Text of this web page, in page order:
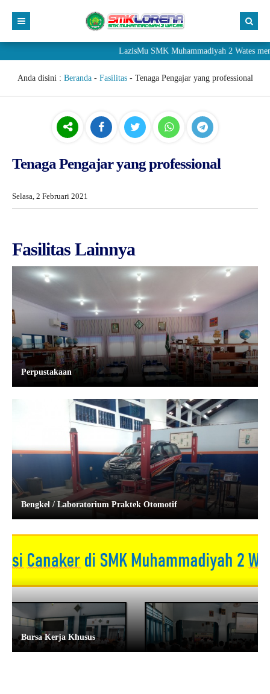
LazisMu SMK Muhammadiyah 2 Wates
Anda disini : Beranda- Fasilitas- Tenaga Pengajar yang professional
Tenaga Pengajar yang professional
Selasa, 2 Februari 2021
Fasilitas Lainnya
Perpustakaan
Bengkel / Laboratorium Praktek Otomotif
Bursa Kerja Khusus